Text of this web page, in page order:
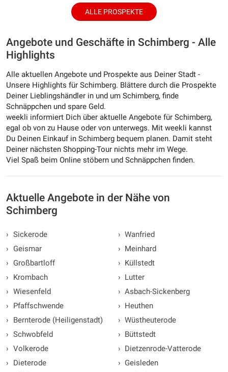
ALLE PROSPEKTE
Angebote und Geschäfte in Schimberg - Alle
Highlights
Alle aktuellen Angebote und Prospekte aus Deiner Stadt -
Unsere Highlights für Schimberg. Blättere durch die Prospekte
Deiner Lieblingshändler in und um Schimberg, finde
Schnäppchen und spare Geld.
weekli informiert Dich über aktuelle Angebote für Schimberg,
egal ob von zu Hause oder von unterwegs. Mit weekli kannst
Du Deinen Einkauf in Schimberg bequem planen. Damit steht
Deiner nächsten Shopping-Tour nichts mehr im Wege.
Viel Spaß beim Online stöbern und Schnäppchen finden.
Aktuelle Angebote in der Nähe von
Schimberg
› Sickerode
›
Geismar
›
Großbartloff
›
Krombach
› Wiesenfeld
›
Pfaffschwende
›
Bernterode (Heiligenstadt)
› Schwobfeld
› Volkerode
›
Dieterode
› Wanfried
› Meinhard
› Küllstedt
› Lutter
› Asbach-Sickenberg
› Heuthen
› Wüstheuterode
› Büttstedt
› Dietzenrode-Vatterode
› Geisleden